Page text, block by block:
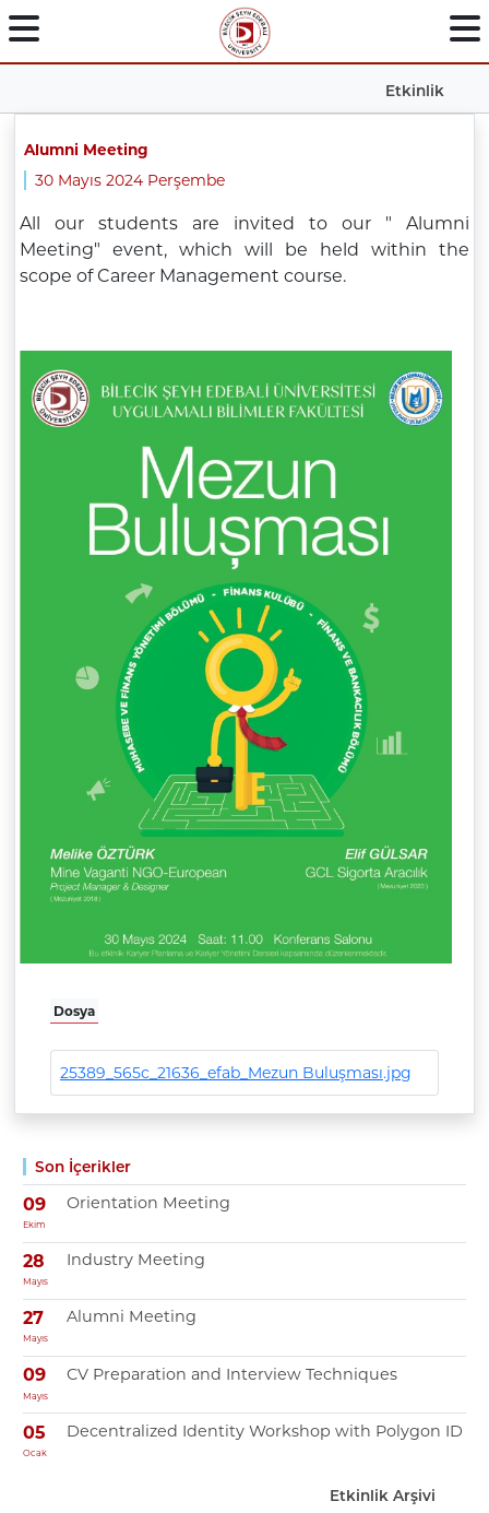
Etkinlik
Son İçerikler
09
Ekim
Orientation Meeting
28
Mayıs
Industry Meeting
27
Mayıs
Alumni Meeting
09
Mayıs
CV Preparation and Interview Techniques
05
Ocak
Decentralized Identity Workshop with Polygon ID
Etkinlik Arşivi
Alumni Meeting
30 Mayıs 2024 Perşembe
All our students are invited to our " Alumni
Meeting" event, which will be held within the
scope of Career Management course.
Dosya
25389_565c_21636_efab_Mezun Buluşması.jpg